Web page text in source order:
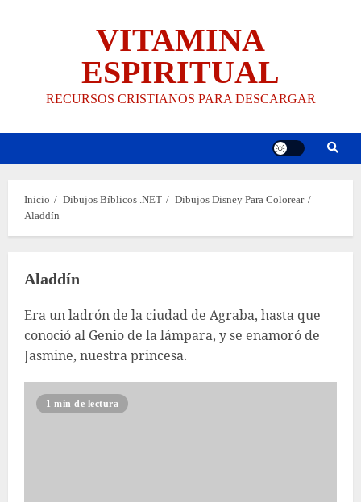
VITAMINA
ESPIRITUAL
RECURSOS CRISTIANOS PARA DESCARGAR
Inicio Dibujos Bíblicos .NET
Dibujos Disney Para Colorear
Aladdín
Aladdín
Era un ladrón de la ciudad de Agraba, hasta que
conoció al Genio de la lámpara, y se enamoró de
Jasmine, nuestra princesa.
1 min de lectura